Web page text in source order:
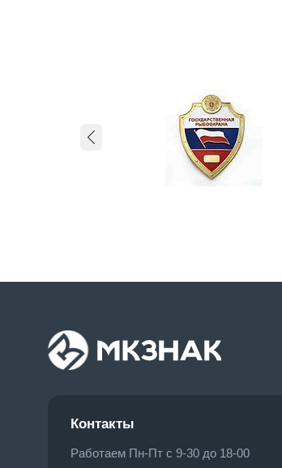
Контакты
Работаем Пн-Пт с 9-30 до 18-00